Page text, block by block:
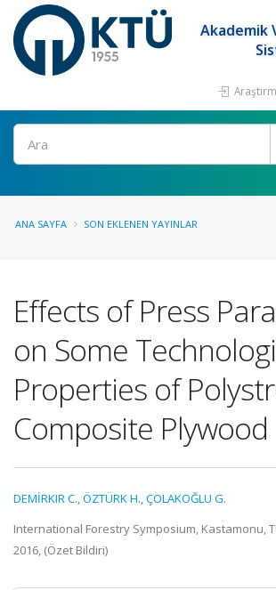
Akademik
Ara
ANA SAYFA SON EKLENEN YAYINLAR
Effects of Press
on Some
Properties of
Composite Plywood
DEMİRKIR C.,ÖZTÜRK H.,ÇOLAKOĞLU G.
International Forestry Symposium, Kastamonu,
2016, (Özet Bildiri)